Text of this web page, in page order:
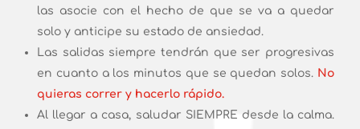
las asocie con el hecho de que se va a quedar
solo y anticipe su estado de ansiedad.
Las salidas siempre tendrán que ser progresivas
en cuanto a los minutos que se quedan solos. No
quieras correr y hacerlo rápido.
Al llegar a casa, saludar SIEMPRE desde la calma.